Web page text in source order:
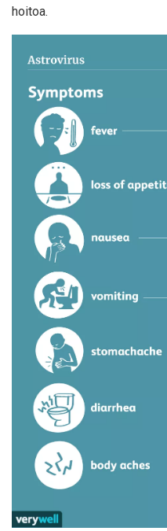
hoitoa.